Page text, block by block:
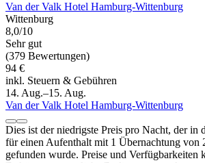
Van der Valk Hotel Hamburg-Wittenburg
Wittenburg
8,0/10
Sehr gut
(379 Bewertungen)
94 €
inkl. Steuern & Gebühren
14. Aug.–15. Aug.
Van der Valk Hotel Hamburg-Wittenburg
Dies ist der niedrigste Preis pro Nacht, der in
für einen Aufenthalt mit 1 Übernachtung von
gefunden wurde. Preise und Verfügbarkeiten